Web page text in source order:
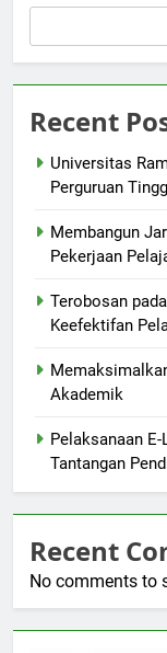
Recent
Universitas
Perguruan
Membangun
Pekerjaan
Terobosan
Keefektifan
Akademik
Pelaksanaan
Tantangan
Recent
No comments to